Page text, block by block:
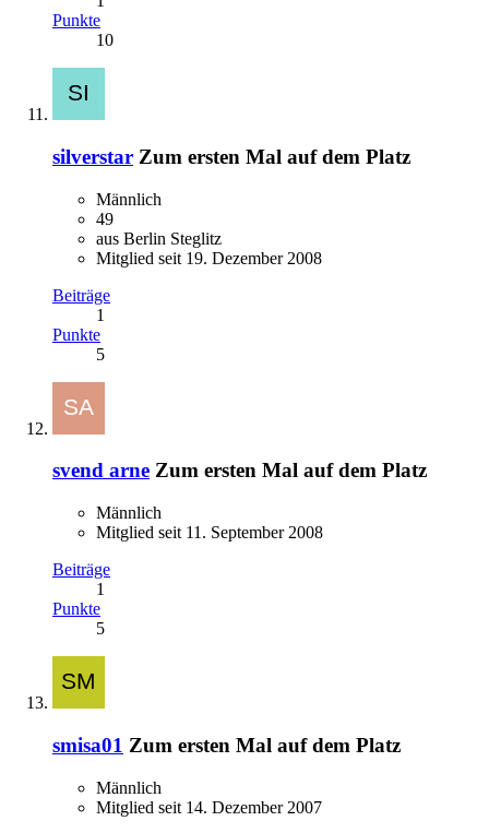
Punkte
10
silverstar Zum ersten Mal auf dem Platz
Männlich
49
aus Berlin Steglitz
Mitglied seit 19. Dezember 2008
Beiträge
1
Punkte
5
svend arne Zum ersten Mal auf dem Platz
Männlich
Mitglied seit 11. September 2008
Beiträge
1
Punkte
5
smisa01 Zum ersten Mal auf dem Platz
Männlich
Mitglied seit 14. Dezember 2007